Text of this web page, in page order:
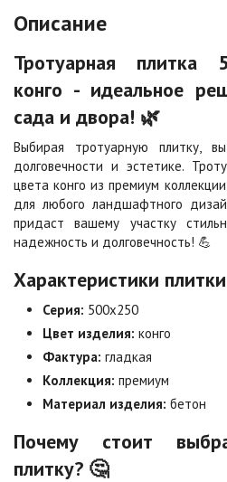
Цена по запросу
Каир
Клинкер
Цена по запросу
Коричневая
Листопад
Цена по запросу
Мокко
Цена по запросу
Описание
Тротуарная плитка
конго - идеальное
сада и двора! 🌿
Выбирая тротуарную плитку,
долговечности и эстетике.
цвета конго из премиум
для любого ландшафтного
придаст вашему участку
надежность и долговечность! 💪
Характеристики плитки
Серия: 500х250
Цвет изделия: конго
Фактура: гладкая
Коллекция: премиум
Материал изделия: бетон
Почему стоит
плитку? 🤔